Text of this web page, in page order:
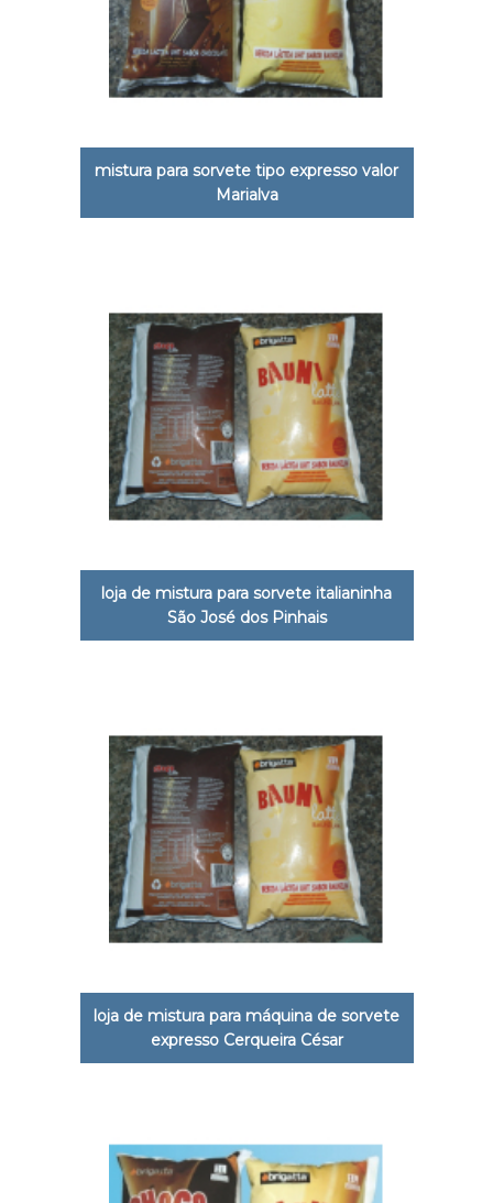
mistura para sorvete tipo expresso valor
Marialva
loja de mistura para sorvete italianinha
São José dos Pinhais
loja de mistura para máquina de sorvete
expresso Cerqueira César